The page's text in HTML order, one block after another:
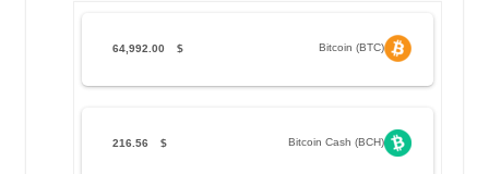
Bitcoin (BTC)
$
64,992.00
Bitcoin Cash (BCH)
$
216.56